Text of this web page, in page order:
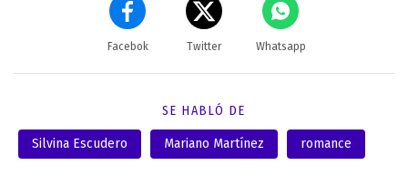
Facebok Twitter Whatsapp
SE HABLÓ DE
Silvina Escudero Mariano Martínez romance